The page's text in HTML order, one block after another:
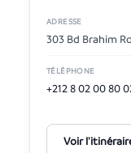
ADRESSE
303 Bd Brahim
TÉLÉPHONE
+212 8 02 00 80
Voir